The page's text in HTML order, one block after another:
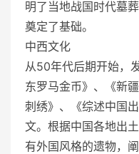
明了当地战国时代墓
奠定了基础。
中西文化
从50年代后期开始，
东罗马金币》、《新
刺绣》、《综述中国
文。根据中国各地出
有外国风格的遗物，